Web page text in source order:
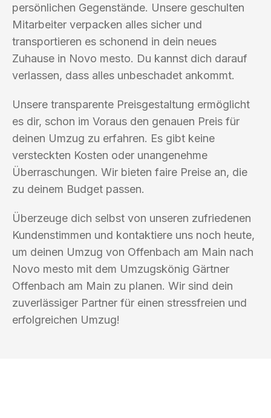
persönlichen Gegenstände. Unsere geschulten
Mitarbeiter verpacken alles sicher und
transportieren es schonend in dein neues
Zuhause in Novo mesto. Du kannst dich darauf
verlassen, dass alles unbeschadet ankommt.
Unsere transparente Preisgestaltung ermöglicht
es dir, schon im Voraus den genauen Preis für
deinen Umzug zu erfahren. Es gibt keine
versteckten Kosten oder unangenehme
Überraschungen. Wir bieten faire Preise an, die
zu deinem Budget passen.
Überzeuge dich selbst von unseren zufriedenen
Kundenstimmen und kontaktiere uns noch heute,
um deinen Umzug von Offenbach am Main nach
Novo mesto mit dem Umzugskönig Gärtner
Offenbach am Main zu planen. Wir sind dein
zuverlässiger Partner für einen stressfreien und
erfolgreichen Umzug!